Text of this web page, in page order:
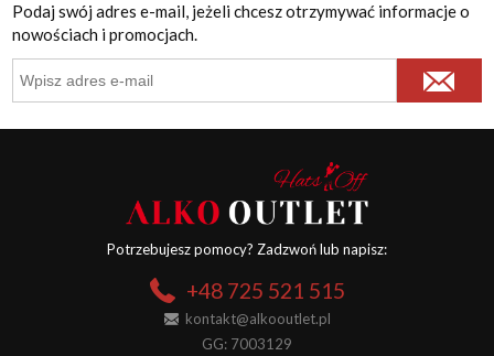
Podaj swój adres e-mail, jeżeli chcesz otrzymywać informacje o
nowościach i promocjach.
Potrzebujesz pomocy? Zadzwoń lub napisz:
+48 725 521 515
kontakt@alkooutlet.pl
GG: 7003129